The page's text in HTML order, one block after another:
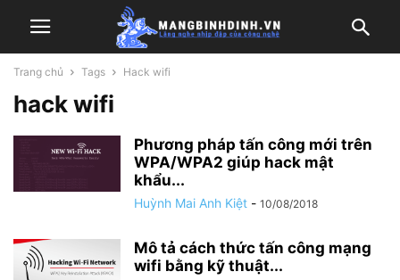
Trang chủ Tags Hack wifi
hack wifi
Phương pháp tấn công mới trên
WPA/WPA2 giúp hack mật
khẩu...
Huỳnh Mai Anh Kiệt - 10/08/2018
Mô tả cách thức tấn công mạng
wifi bằng kỹ thuật...